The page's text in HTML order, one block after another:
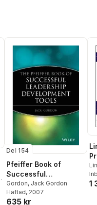
,
Del 154
Pfeiffer Book of
Successful
Leadership
Development Tools
Gordon, Jack Gordon
Häftad, 2007
635 kr
1